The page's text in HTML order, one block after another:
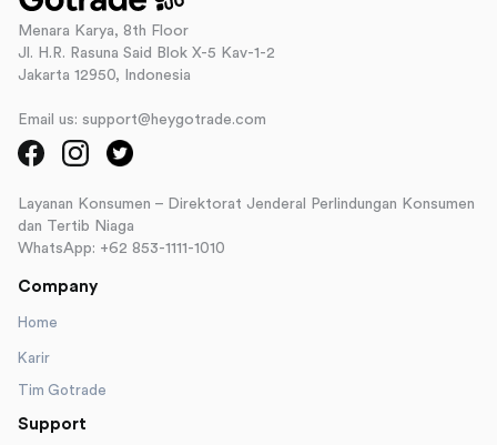
Menara Karya, 8th Floor
Jl. H.R. Rasuna Said Blok X-5 Kav-1-2
Jakarta 12950, Indonesia
Email us: support@heygotrade.com
Layanan Konsumen – Direktorat Jenderal Perlindungan Konsumen
dan Tertib Niaga
WhatsApp: +62 853-1111-1010
Company
Home
Karir
Tim Gotrade
Support